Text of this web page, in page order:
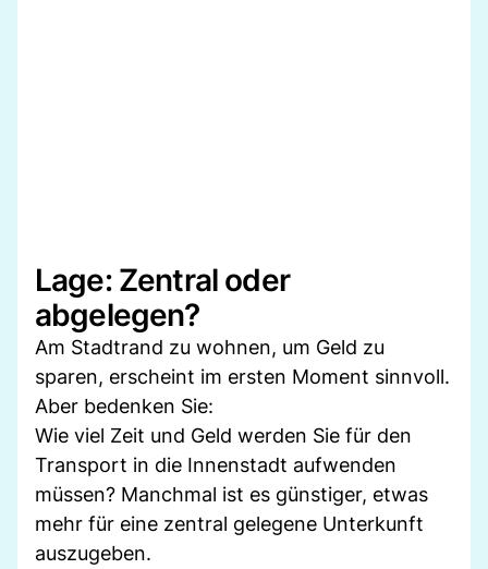
Lage: Zentral oder
abgelegen?
Am Stadtrand zu wohnen, um Geld zu
sparen, erscheint im ersten Moment sinnvoll.
Aber bedenken Sie:
Wie viel Zeit und Geld werden Sie für den
Transport in die Innenstadt aufwenden
müssen? Manchmal ist es günstiger, etwas
mehr für eine zentral gelegene Unterkunft
auszugeben.